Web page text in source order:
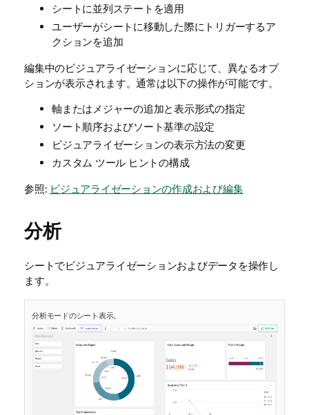
シートに並列ステートを適用
ユーザーがシートに移動した際にトリガーするア
クションを追加
編集中のビジュアライゼーションに応じて、異なるオプ
ションが表示されます。通常は以下の操作が可能です。
軸またはメジャーの追加と表示形式の指定
ソート順序およびソート基準の設定
ビジュアライゼーションの表示方法の変更
カスタム ツール ヒントの構成
参照: ビジュアライゼーションの作成および編集
分析
シートでビジュアライゼーションおよびデータを操作し
ます。
分析モードのシート表示。